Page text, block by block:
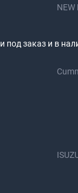
NEW
под заказ и в